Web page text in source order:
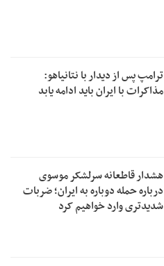
ترامپ پس از دیدار با نتانیاهو:
مذاکرات با ایران باید ادامه یابد
هشدار قاطعانه سرلشکر موسوی
درباره حمله دوباره به ایران؛ ضربات
شدیدتری وارد خواهیم کرد